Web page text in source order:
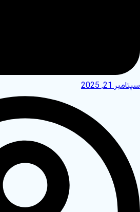
سپتامبر 21, 2025